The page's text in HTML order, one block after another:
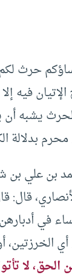
حرث
يشبه
بدلالة
بن علي
قال:
في
لا